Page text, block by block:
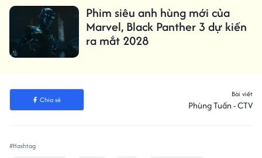
Phim siêu anh hùng mới của
Marvel, Black Panther 3 dự kiến ​​
ra mắt 2028
Chia sẻ
Bài viết
Phùng Tuấn - CTV
#Hashtag